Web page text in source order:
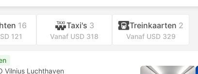
16
121
Taxi's 3
Vanaf USD 318
Treinkaarten 2
Vanaf USD 329
Vilnius Luchthaven